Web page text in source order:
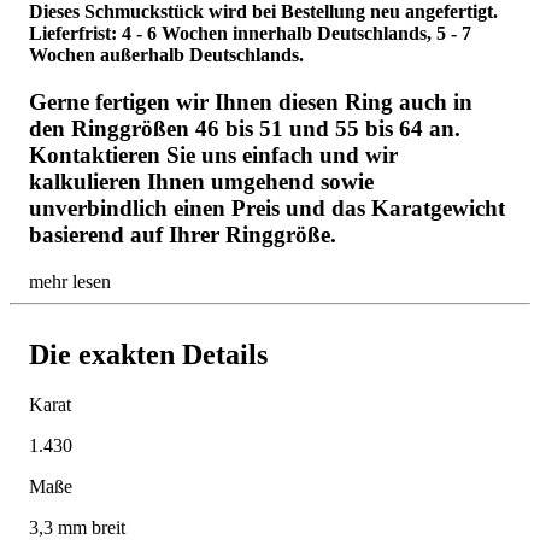
Dieses Schmuckstück wird bei Bestellung neu angefertigt.
Lieferfrist: 4 - 6 Wochen innerhalb Deutschlands, 5 - 7
Wochen außerhalb Deutschlands.
Gerne fertigen wir Ihnen diesen Ring auch in
den Ringgrößen 46 bis 51 und 55 bis 64 an.
Kontaktieren Sie uns einfach und wir
kalkulieren Ihnen umgehend sowie
unverbindlich einen Preis und das Karatgewicht
basierend auf Ihrer Ringgröße.
mehr lesen
Die exakten Details
Karat
1.430
Maße
3,3 mm breit